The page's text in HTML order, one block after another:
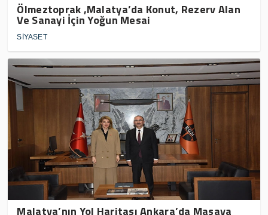
Ölmeztoprak ,Malatya’da Konut, Rezerv Alan
Ve Sanayi İçin Yoğun Mesai
SİYASET
Malatya’nın Yol Haritası Ankara’da Masaya